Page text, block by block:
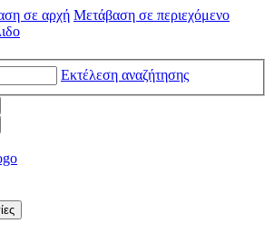
σε αρχή Μετάβαση σε περιεχόμενο
Εκτέλεση αναζήτησης